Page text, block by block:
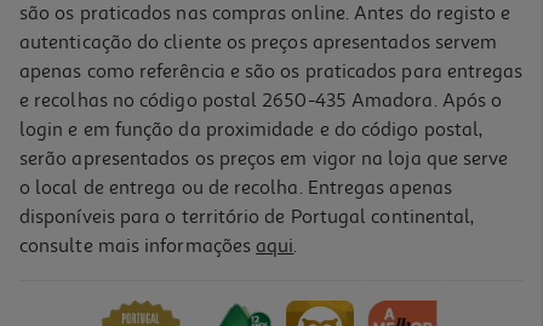
são os praticados nas compras online. Antes do registo e
autenticação do cliente os preços apresentados servem
apenas como referência e são os praticados para entregas
e recolhas no código postal 2650-435 Amadora. Após o
login e em função da proximidade e do código postal,
serão apresentados os preços em vigor na loja que serve
o local de entrega ou de recolha. Entregas apenas
disponíveis para o território de Portugal continental,
consulte mais informações aqui.